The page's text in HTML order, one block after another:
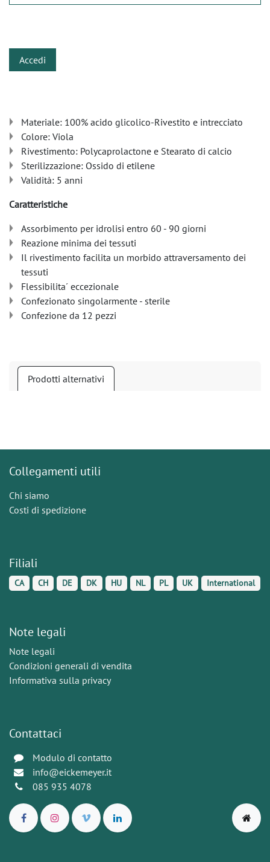
Accedi
Materiale: 100% acido glicolico-Rivestito e intrecciato
Colore: Viola
Rivestimento: Polycaprolactone e Stearato di calcio
Sterilizzazione: Ossido di etilene
Validità: 5 anni
Caratteristiche
Assorbimento per idrolisi entro 60 - 90 giorni
Reazione minima dei tessuti
Il rivestimento facilita un morbido attraversamento dei
tessuti
Flessibilita´ eccezionale
Confezionato singolarmente - sterile
Confezione da 12 pezzi
Prodotti alternativi
Collegamenti utili
Chi siamo
Costi di spedizione
Filiali
CA CH DE DK HU NL PL UK International
Note legali
Note legali
Condizioni generali di vendita
Informativa sulla privacy
Contattaci
Modulo di contatto
info@eickemeyer.it
085 935 4078